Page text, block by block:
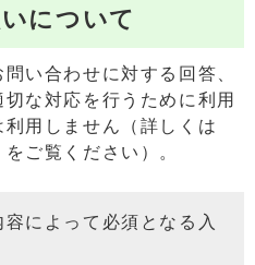
について
い合わせに対する回答、
な対応を行うために利用
用しません（詳しくは
をご覧ください）。
容によって必須となる入